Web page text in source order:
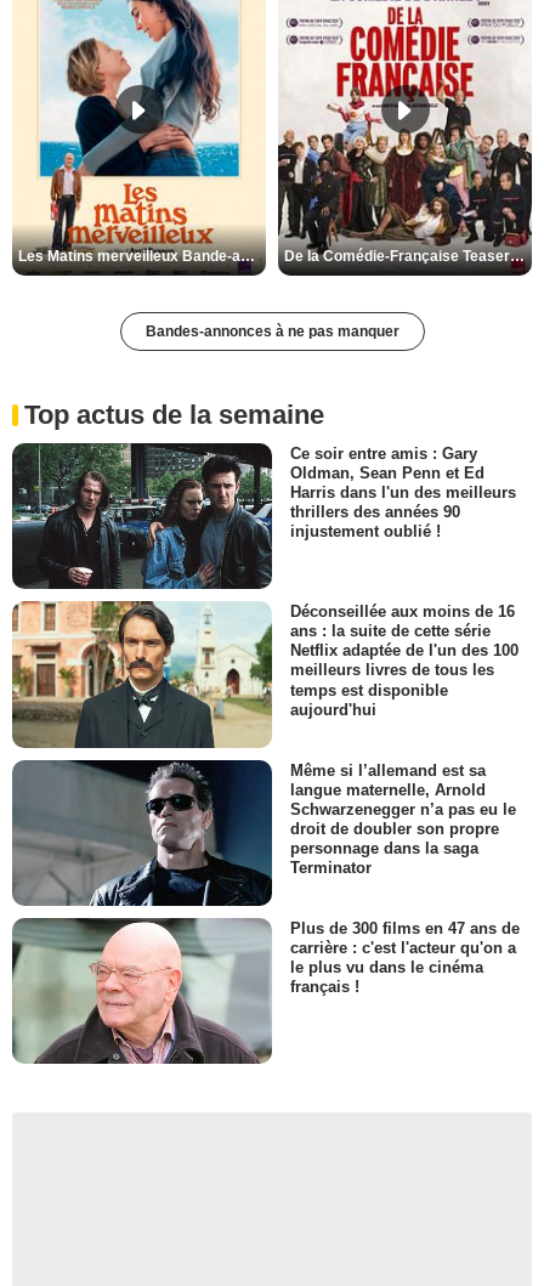
Les Matins merveilleux Bande-annonce VF De la Comédie-Française Teaser VF
Bandes-annonces à ne pas manquer
Top actus de la semaine
Ce soir entre amis : Gary
Oldman, Sean Penn et Ed
Harris dans l'un des meilleurs
thrillers des années 90
injustement oublié !
Déconseillée aux moins de 16
ans : la suite de cette série
Netflix adaptée de l'un des 100
meilleurs livres de tous les
temps est disponible
aujourd'hui
Même si l’allemand est sa
langue maternelle, Arnold
Schwarzenegger n’a pas eu le
droit de doubler son propre
personnage dans la saga
Terminator
Plus de 300 films en 47 ans de
carrière : c'est l'acteur qu'on a
le plus vu dans le cinéma
français !